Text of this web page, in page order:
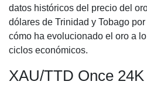
datos históricos del precio del
dólares de Trinidad y Tobago
cómo ha evolucionado el oro a
ciclos económicos.
XAU/TTD Once 24K